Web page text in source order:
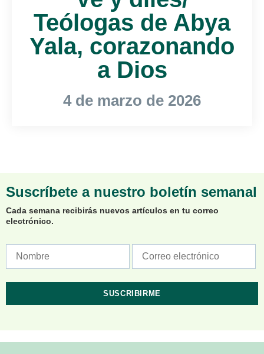
Teólogas de Abya
Yala, corazonando
a Dios
4 de marzo de 2026
Suscríbete a nuestro boletín semanal
Cada semana recibirás nuevos artículos en tu correo
electrónico.